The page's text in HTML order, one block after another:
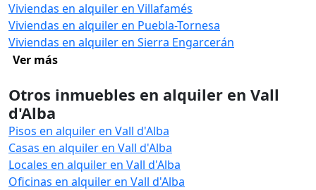
Viviendas en alquiler en Villafamés
Viviendas en alquiler en Puebla-Tornesa
Viviendas en alquiler en Sierra Engarcerán
Ver más
Otros inmuebles en alquiler en Vall
d'Alba
Pisos en alquiler en Vall d'Alba
Casas en alquiler en Vall d'Alba
Locales en alquiler en Vall d'Alba
Oficinas en alquiler en Vall d'Alba